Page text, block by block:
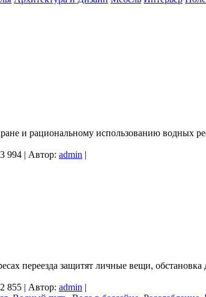
и рациональному использованию водных
994 | Автор: admin |
переезда защитят личные вещи,
855 | Автор: admin |